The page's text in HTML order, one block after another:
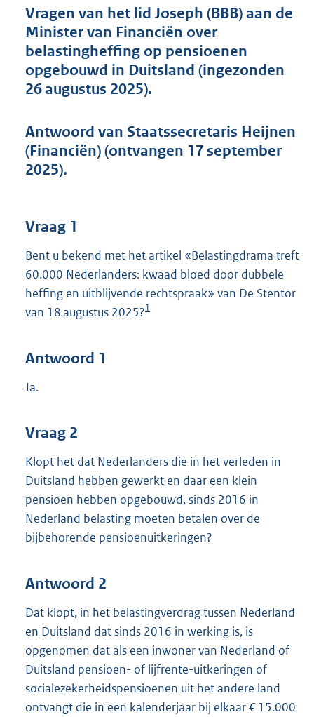
d
s
g
r
e
Vragen van het lid Joseph (BBB) aan de
Minister van Financiën over
belastingheffing op pensioenen
opgebouwd in Duitsland (ingezonden
26 augustus 2025).
Antwoord van Staatssecretaris Heijnen
(Financiën) (ontvangen 17 september
2025).
Vraag 1
Bent u bekend met het artikel «Belastingdrama treft
60.000 Nederlanders: kwaad bloed door dubbele
heffing en uitblijvende rechtspraak» van De Stentor
van 18 augustus 2025?1
Antwoord 1
Ja.
Vraag 2
Klopt het dat Nederlanders die in het verleden in
Duitsland hebben gewerkt en daar een klein
pensioen hebben opgebouwd, sinds 2016 in
Nederland belasting moeten betalen over de
bijbehorende pensioenuitkeringen?
Antwoord 2
Dat klopt, in het belastingverdrag tussen Nederland
en Duitsland dat sinds 2016 in werking is, is
opgenomen dat als een inwoner van Nederland of
Duitsland pensioen- of lijfrente-uitkeringen of
socialezekerheidspensioenen uit het andere land
ontvangt die in een kalenderjaar bij elkaar € 15.000